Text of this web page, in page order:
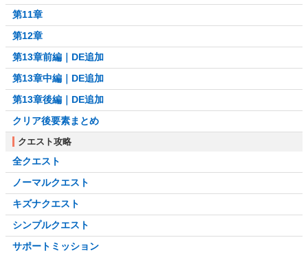
第11章
第12章
第13章前編｜DE追加
第13章中編｜DE追加
第13章後編｜DE追加
クリア後要素まとめ
クエスト攻略
全クエスト
ノーマルクエスト
キズナクエスト
シンプルクエスト
サポートミッション